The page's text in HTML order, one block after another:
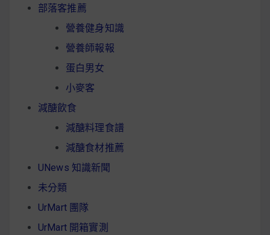
部落客推薦
營養健身知識
營養師報報
蛋白男女
小麥客
減醣飲食
減醣料理食譜
減醣食材推薦
UNews 知識新聞
未分類
UrMart 團隊
UrMart 開箱實測